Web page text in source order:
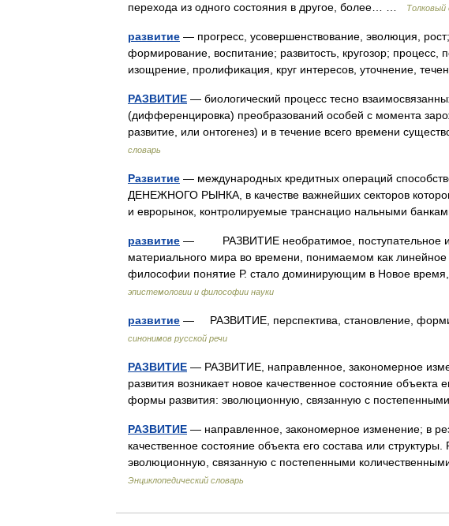
перехода из одного состояния в другое, более… …
Толковый
развитие — прогресс, усовершенствование, эволюция,
формирование, воспитание; развитость, кругозор; процесс,
изощрение, пролификация, круг интересов, уточнение,
РАЗВИТИЕ — биологический процесс тесно
(дифференцировка) преобразований особей с момента
развитие, или онтогенез) и в течение всего времени
словарь
Развитие — международных кредитных операций
ДЕНЕЖНОГО РЫНКА, в качестве важнейших секторов
и еврорынок, контролируемые транснацио нальными
развитие — РАЗВИТИЕ необратимое, поступательное
материального мира во времени, понимаемом как
философии понятие Р. стало доминирующим в Новое
эпистемологии и философии науки
развитие — РАЗВИТИЕ, перспектива, становление,
синонимов русской речи
РАЗВИТИЕ — РАЗВИТИЕ, направленное, закономерное
развития возникает новое качественное состояние объекта
формы развития: эволюционную, связанную с
РАЗВИТИЕ — направленное, закономерное изменение; в
качественное состояние объекта его состава или
эволюционную, связанную с постепенными
Энциклопедический словарь